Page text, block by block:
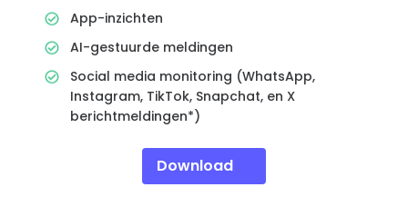
App-inzichten
AI-gestuurde meldingen
Social media monitoring (WhatsApp,
Instagram, TikTok, Snapchat, en X
berichtmeldingen*)
Download